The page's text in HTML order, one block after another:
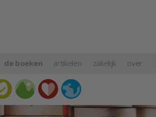
de boeken artikelen zakelijk over